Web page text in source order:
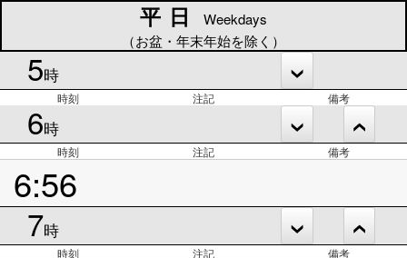
平日
Weekdays
（お盆・年末年始を除く）
5時
時刻 注記 備考
6時
時刻 注記 備考
6:56
7時
時刻 注記 備考